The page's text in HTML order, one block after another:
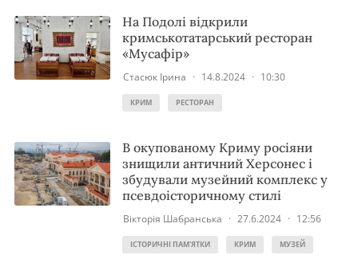
На Подолі відкрили
кримськотатарський ресторан
«Мусафір»
Стасюк Ірина · 14.8.2024 · 10:30
КРИМ РЕСТОРАН
В окупованому Криму росіяни
знищили античний Херсонес і
збудували музейний комплекс у
псевдоісторичному стилі
Вікторія Шабранська · 27.6.2024 · 12:56
ІСТОРИЧНІ ПАМ'ЯТКИ КРИМ МУЗЕЙ